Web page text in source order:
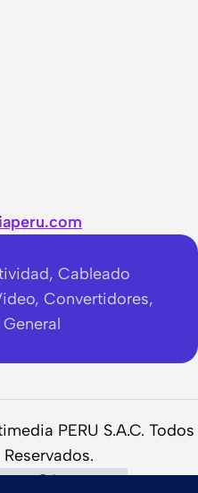
Cableado
Convertidores,
PERU S.A.C. Todos